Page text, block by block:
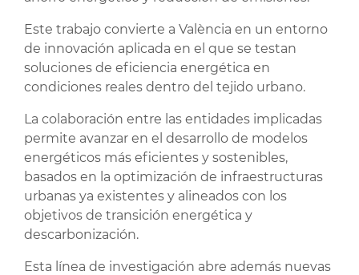
Este trabajo convierte a València en un entorno
de innovación aplicada en el que se testan
soluciones de eficiencia energética en
condiciones reales dentro del tejido urbano.
La colaboración entre las entidades implicadas
permite avanzar en el desarrollo de modelos
energéticos más eficientes y sostenibles,
basados en la optimización de infraestructuras
urbanas ya existentes y alineados con los
objetivos de transición energética y
descarbonización.
Esta línea de investigación abre además nuevas